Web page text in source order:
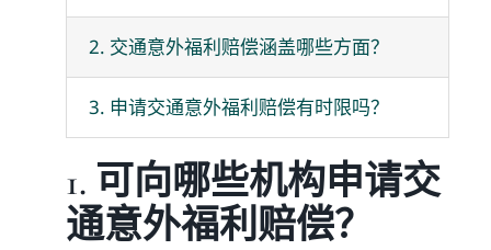
媒体新闻
温馨提示
联系我们
2. 交通意外福利赔偿涵盖哪些方面？
3. 申请交通意外福利赔偿有时限吗？
1. 可向哪些机构申请交
通意外福利赔偿？